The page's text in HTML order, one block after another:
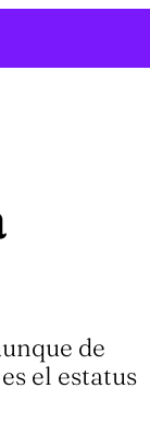
de
el estatus